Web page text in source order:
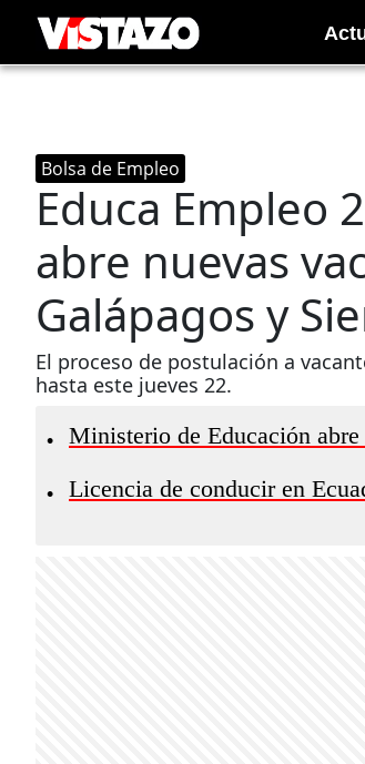
Bolsa de Empleo
Educa Empleo
abre nuevas
Galápagos y
El proceso de postulación a
hasta este jueves 22.
• Ministerio de Educación
• Licencia de conducir en